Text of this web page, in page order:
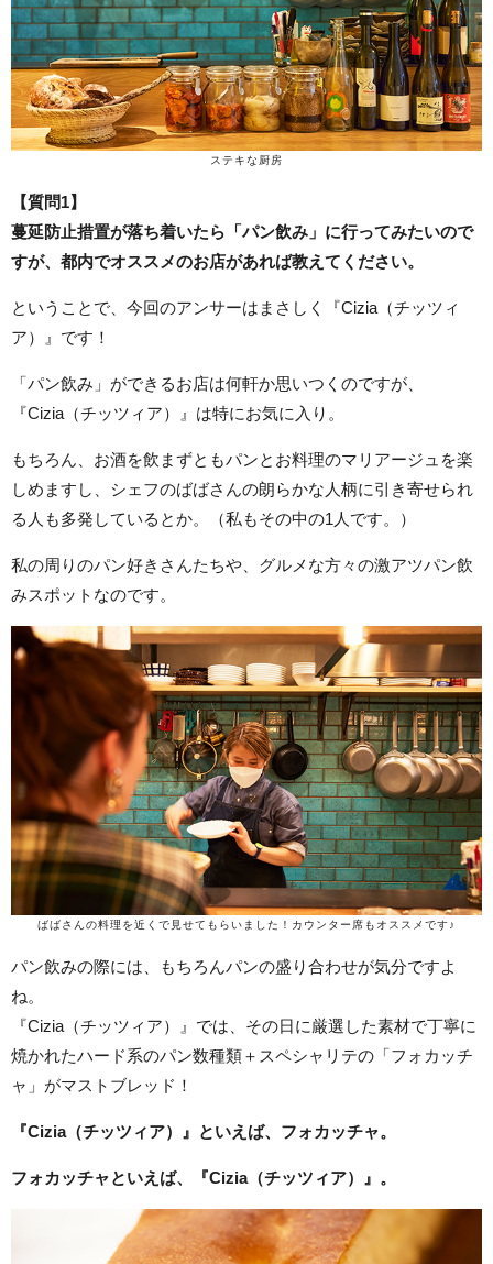
ステキな厨房
【質問1】
蔓延防止措置が落ち着いたら「パン飲み」に行ってみたいので
すが、都内でオススメのお店があれば教えてください。
ということで、今回のアンサーはまさしく『Cizia（チッツィ
ア）』です！
「パン飲み」ができるお店は何軒か思いつくのですが、
『Cizia（チッツィア）』は特にお気に入り。
もちろん、お酒を飲まずともパンとお料理のマリアージュを楽
しめますし、シェフのばばさんの朗らかな人柄に引き寄せられ
る人も多発しているとか。（私もその中の1人です。）
私の周りのパン好きさんたちや、グルメな方々の激アツパン飲
みスポットなのです。
ばばさんの料理を近くで見せてもらいました！カウンター席もオススメです♪
パン飲みの際には、もちろんパンの盛り合わせが気分ですよ
ね。
『Cizia（チッツィア）』では、その日に厳選した素材で丁寧に
焼かれたハード系のパン数種類＋スペシャリテの「フォカッチ
ャ」がマストブレッド！
『Cizia（チッツィア）』といえば、フォカッチャ。
フォカッチャといえば、『Cizia（チッツィア）』。